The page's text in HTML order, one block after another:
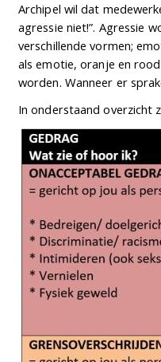
Archipel wil dat
agressie niet!”. Agressie
verschillende vormen;
als emotie, oranje en
worden. Wanneer er
In onderstaand overzicht